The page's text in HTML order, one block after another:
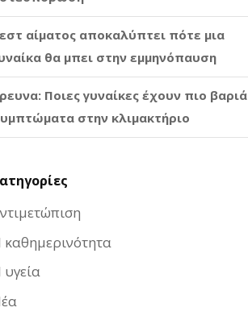
αίματος αποκαλύπτει πότε μια
θα μπει στην εμμηνόπαυση
Ποιες γυναίκες έχουν πιο βαριά
στην κλιμακτήριο
καθημερινότητα